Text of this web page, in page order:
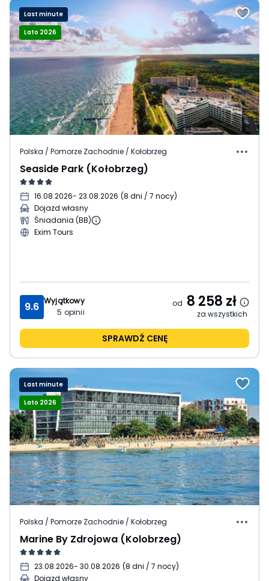
Last minute
Lato 2026
Polska / Pomorze Zachodnie / Kołobrzeg
Seaside Park (Kołobrzeg)
16.08.2026- 23.08.2026 (8 dni / 7 nocy)
Dojazd własny
Śniadania (BB)
Exim Tours
9.6 Wyjątkowy
5 opinii
od 8 258 zł
za wszystkich
SPRAWDŹ CENĘ
Last minute
Lato 2026
Polska / Pomorze Zachodnie / Kołobrzeg
Marine By Zdrojowa (Kolobrzeg)
23.08.2026- 30.08.2026 (8 dni / 7 nocy)
Dojazd własny